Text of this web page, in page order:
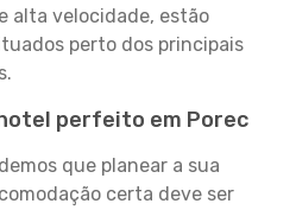
alta velocidade, estão
perto dos principais
perfeito em Porec
que planear a sua
certa deve ser